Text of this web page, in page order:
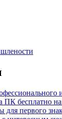
ПК бесплатно
первого